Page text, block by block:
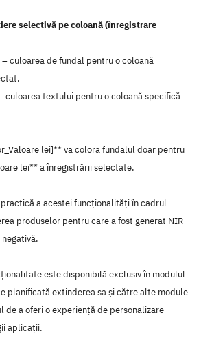
selectivă pe coloană (înregistrare
– culoarea de fundal pentru o coloană
culoarea textului pentru o coloană specifică
lei]** va colora fundalul doar pentru
lei** a înregistrării selectate.
a acestei funcționalități în cadrul
produselor pentru care a fost generat NIR
este disponibilă exclusiv în modulul
planificată extinderea sa și către alte module
de a oferi o experiență de personalizare
aplicații.